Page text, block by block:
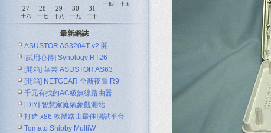
十四 十五
27
十六
28
十七
29
十八
30
十九
31
二十
最新網誌
ASUSTOR AS3204T v2 開
[試用心得] Synology RT26
[開箱] 華芸 ASUSTOR AS63
[開箱] NETGEAR 全新夜鷹 R9
千元有找的AC級無線路由器
ASUS R
[DIY] 智慧家庭氣象觀測站
打造 x86 軟體路由最佳測試平台
Tomato Shibby MultiW